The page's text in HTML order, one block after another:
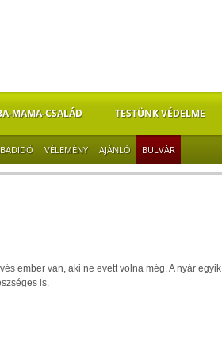
MAMA-CSALÁD TESTÜNK VÉDELME
VÉLEMÉNY AJÁNLÓ BULVÁR
ember van, aki ne evett volna még. A nyár egyik
is.